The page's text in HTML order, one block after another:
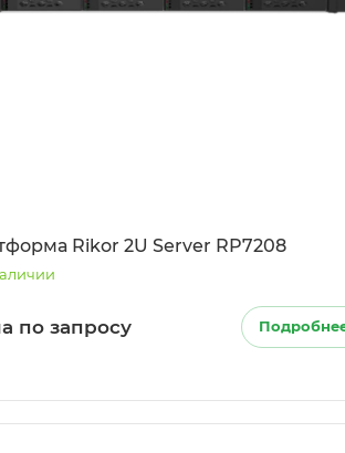
Rikor 2U Server RP7208
по запросу